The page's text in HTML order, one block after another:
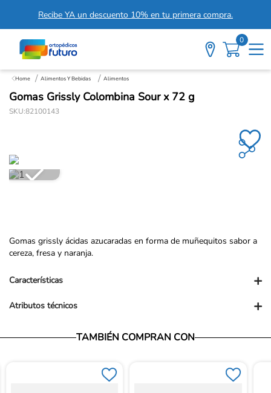
Recibe YA un descuento 10% en tu primera compra.
0
Alimentos Y Bebidas Alimentos
Gomas Grissly Colombina Sour x 72 g
SKU:82100143
Gomas grissly ácidas azucaradas en forma de muñequitos sabor a
cereza, fresa y naranja.
Características +
Atributos técnicos +
TAMBIÉN COMPRAN CON